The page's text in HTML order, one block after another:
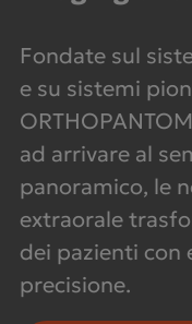
Fondate sul
e su sistemi
ad arrivare al
panoramico, le
extraorale
dei pazienti con
precisione.